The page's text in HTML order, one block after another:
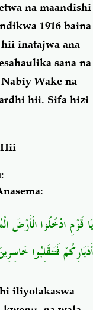
na maandishi
1916 baina
inatajwa ana
sana na
Wake na
hii. Sifa hizi
Hii
يَا قَوْمِ ادْخُلُوا الْأَرْضَ
أَدْبَارِكُمْ فَتَنقَلِبُوا خَاسِرِينَ
iliyotakaswa